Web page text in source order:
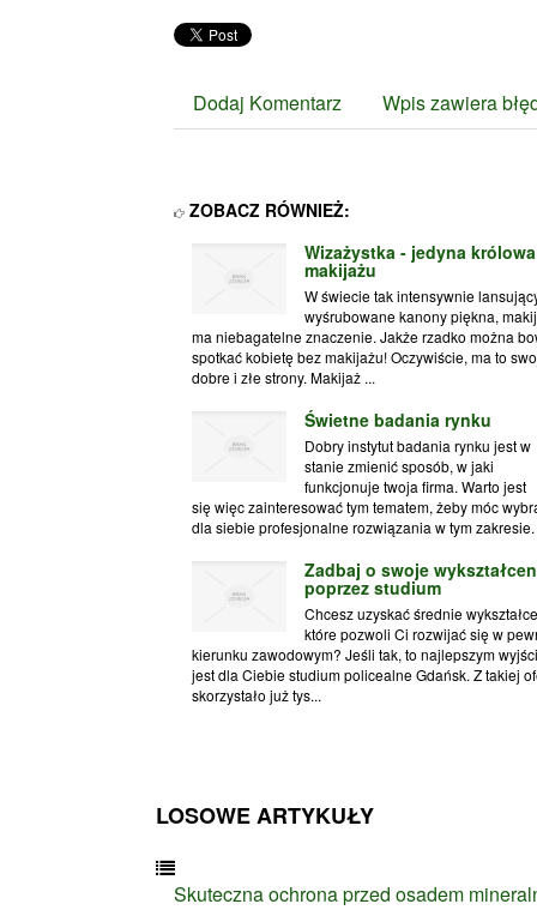
Dodaj Komentarz Wpis zawiera
ZOBACZ RÓWNIEŻ:
Wizażystka - jedyna królowa
makijażu
W świecie tak intensywnie
wyśrubowane kanony piękna,
ma niebagatelne znaczenie. Jakże rzadko można
spotkać kobietę bez makijażu! Oczywiście, ma to
dobre i złe strony. Makijaż ...
Świetne badania rynku
Dobry instytut badania rynku jest w
stanie zmienić sposób, w jaki
funkcjonuje twoja firma. Warto jest
się więc zainteresować tym tematem, żeby móc
dla siebie profesjonalne rozwiązania w tym zakresie.
Zadbaj o swoje
poprzez studium
Chcesz uzyskać średnie
które pozwoli Ci rozwijać się w
kierunku zawodowym? Jeśli tak, to najlepszym
jest dla Ciebie studium policealne Gdańsk. Z takiej
skorzystało już tys...
LOSOWE ARTYKUŁY
Skuteczna ochrona przed osadem